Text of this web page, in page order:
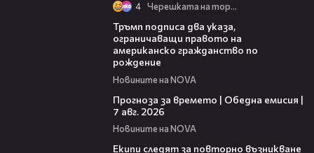
4 Черешката на тортата
Тръмп подписа два указа,
ограничаващи правото на
американско гражданство по
рождение
Новините на NOVA
Прогноза за времето | Обедна емисия |
7 авг. 2026
Новините на NOVA
Екипи следят за повторно възникване